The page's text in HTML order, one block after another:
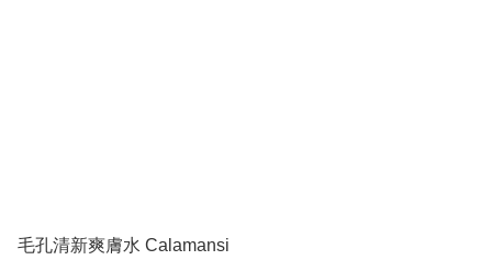
毛孔清新爽膚水 Calamansi